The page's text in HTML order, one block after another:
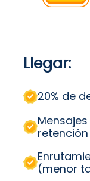
Llegar:
20% de
(menor